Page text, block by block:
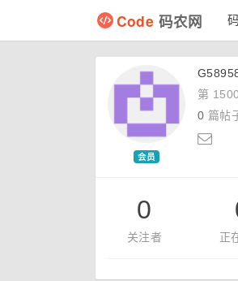
Code 码农网
会员
第
0 篇帖
0
关注者 正